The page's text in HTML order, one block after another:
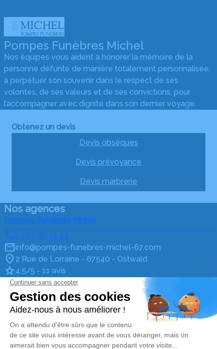
Pompes Funèbres Michel
Nos équipes vous aident à honorer la mémoire de la
personne défunte de manière totalement personnalisée,
à perpétuer son souvenir dans le respect de ses
volontés, de ses valeurs et de ses convictions, pour
l’accompagner avec dignité dans son dernier voyage.
Obtenez un devis
Devis obsèques
Devis prévoyance
Devis marbrerie
Nos agences
Pompes Funèbres Michel
03 67 80 51 24
info@pompes-funebres-michel-67.com
2 Rue de Lorraine - 67540 - Ostwald
4.5/5 - 11 avis
Pompes Funèbres Michel (centre)
03 67 80 51 24
info@pompes-funebres-michel-67.com
7, cours de l'Illiade - 67400 - Illkirch-Graffenstaden
4.9/5 - 31 avis